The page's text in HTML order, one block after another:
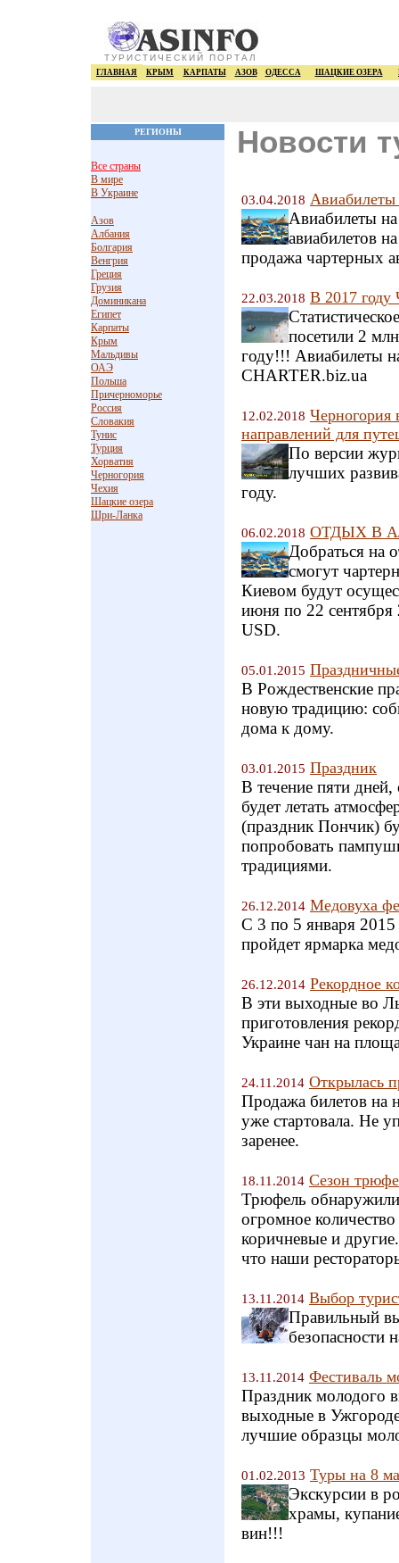
ТУРИСТИЧЕСКИЙ ПОРТАЛ
ГЛАВНАЯ КРЫМ КАРПАТЫ АЗОВ ОДЕССА ШАЦКИЕ ОЗЕРА
РЕГИОНЫ Новости
Все страны
В мире
В Украине
Азов
Албания
Болгария
Венгрия
Греция
Грузия
Доминикана
Египет
Карпаты
Крым
Мальдивы
ОАЭ
Польша
Причерноморье
Россия
Словакия
Тунис
Турция
Хорватия
Черногория
Чехия
Шацкие озера
Шри-Ланка
03.04.2018
Авиабилеты
авиабилетов
продажа чартерных
22.03.2018 В 2017 году
посетили 2
году!!! Авиабилеты
CHARTER.biz.ua
12.02.2018
направлений для
По версии
лучших
году.
06.02.2018 ОТДЫХ В
Добраться на
смогут
Киевом будут
июня по 22 сентября
USD.
05.01.2015
В Рождественские
новую традицию:
дома к дому.
03.01.2015 Праздник
В течение пяти
будет летать
(праздник Пончик)
попробовать
традициями.
26.12.2014 Медовуха
С 3 по 5 января 2015
пройдет ярмарка
26.12.2014 Рекордное
В эти выходные во
приготовления
Украине чан на
24.11.2014 Открылась
Продажа билетов на
уже стартовала. Не
заренее.
18.11.2014 Сезон
Трюфель обнаружили
огромное
коричневые и
что наши
13.11.2014 Выбор
Правильный
безопасности
13.11.2014 Фестиваль
Праздник молодого
выходные в
лучшие образцы
01.02.2013 Туры на 8
Экскурсии в
храмы,
вин!!!